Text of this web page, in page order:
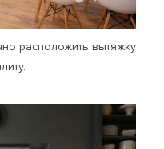
расположить вытяжку